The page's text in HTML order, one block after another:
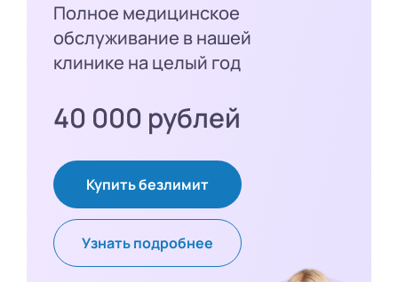
Полное медицинское
обслуживание в нашей
клинике на целый год
40 000 рублей
Купить безлимит
Узнать подробнее